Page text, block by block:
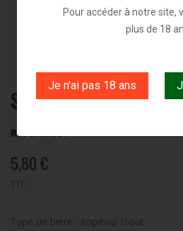
Pour accéder à notre site,
plus de 18
Je n'ai pas 18 ans
Samuel Smith
Référence:
5,80 €
TTC
Type de bière : Impérial stout